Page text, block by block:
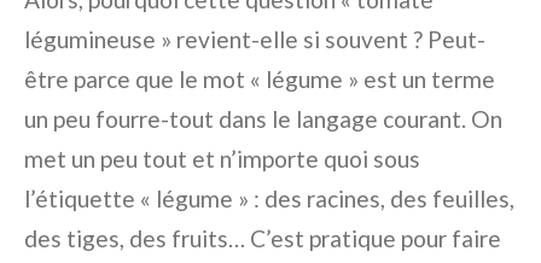
légumineuse » revient-elle si souvent ? Peut-
être parce que le mot « légume » est un terme
un peu fourre-tout dans le langage courant. On
met un peu tout et n’importe quoi sous
l’étiquette « légume » : des racines, des feuilles,
des tiges, des fruits… C’est pratique pour faire